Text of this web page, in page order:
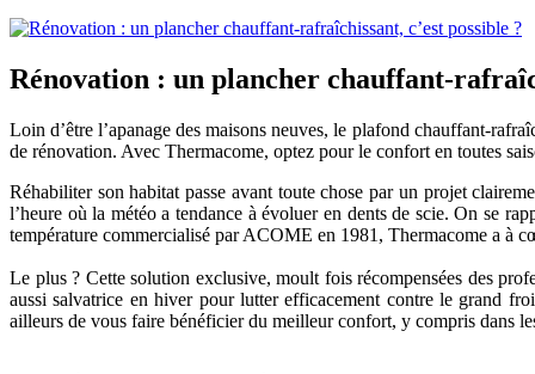
Rénovation : un plancher chauffant-
Loin d’être l’apanage des maisons neuves, le plafond chauffant-
de rénovation. Avec Thermacome, optez pour le confort en toutes
Réhabiliter son habitat passe avant toute chose par un projet
l’heure où la météo a tendance à évoluer en dents de scie. On se
température commercialisé par ACOME en 1981, Thermacome a à
Le plus ? Cette solution exclusive, moult fois récompensées des
aussi salvatrice en hiver pour lutter efficacement contre le grand
ailleurs de vous faire bénéficier du meilleur confort, y compris dans